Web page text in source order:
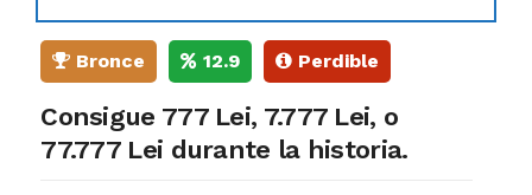
Bronce 12.9 Perdible
Consigue 777 Lei, 7.777 Lei, o
77.777 Lei durante la historia.